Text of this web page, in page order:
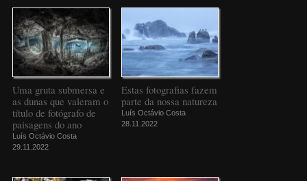
Uma gruta submersa e
as dunas que valeram o
título de fotógrafo de
paisagens do ano
Luís Octávio Costa
29.11.2022
Estas fotografias fazem
parte da nossa natureza
Luís Octávio Costa
28.11.2022